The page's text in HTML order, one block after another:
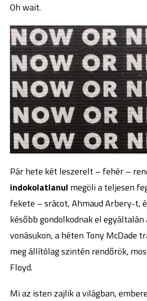
Oh wait.
Pár hete két leszerelt – fehér –
indokolatlanul megöli a teljesen
fekete – srácot, Ahmaud Arbery-t,
később gondolkodnak el
vonásukon, a héten Tony McDade
meg állítólag szintén rendőrök,
Floyd.
Mi az isten zajlik a világban,